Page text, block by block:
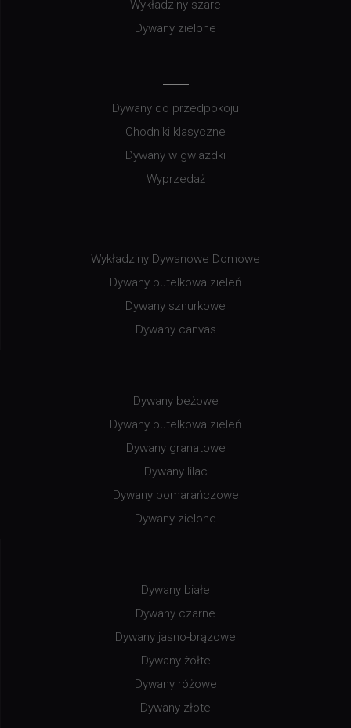
Wykładziny szare
Dywany zielone
Dywany do przedpokoju
Chodniki klasyczne
Dywany w gwiazdki
Wyprzedaż
Wykładziny Dywanowe Domowe
Dywany butelkowa zieleń
Dywany sznurkowe
Dywany canvas
Dywany beżowe
Dywany butelkowa zieleń
Dywany granatowe
Dywany lilac
Dywany pomarańczowe
Dywany zielone
Dywany białe
Dywany czarne
Dywany jasno-brązowe
Dywany żółte
Dywany różowe
Dywany złote